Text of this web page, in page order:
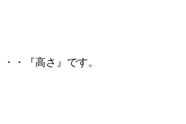
・『高さ』です。